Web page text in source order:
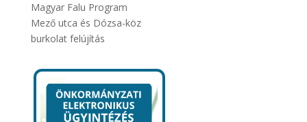
Magyar Falu Program
Mező utca és Dózsa-köz
burkolat felújítás